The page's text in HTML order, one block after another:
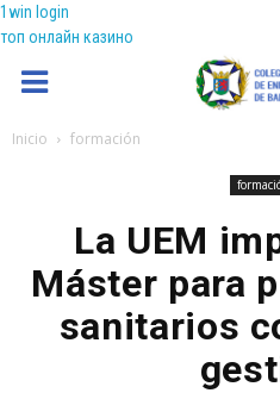
1win login
топ онлайн казино
Coenfeba
Inicio formación
La UEM
Máster para
sanitarios